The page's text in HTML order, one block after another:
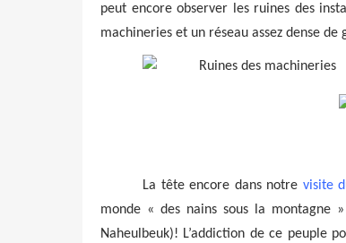
peut encore observer les ruines des
machineries et un réseau assez dense
La tête encore dans notre visite
monde « des nains sous la montagne
Naheulbeuk)! L’addiction de ce peuple